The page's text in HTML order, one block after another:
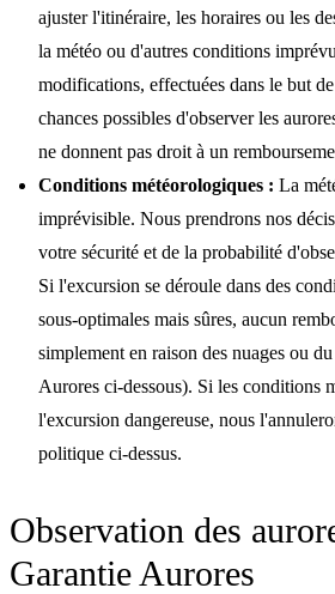
ajuster l'itinéraire, les horaires ou les
la météo ou d'autres conditions
modifications, effectuées dans le but
chances possibles d'observer les
ne donnent pas droit à un
Conditions météorologiques : La
imprévisible. Nous prendrons nos
votre sécurité et de la probabilité
Si l'excursion se déroule dans des
sous-optimales mais sûres, aucun
simplement en raison des nuages ou
Aurores ci-dessous). Si les conditions
l'excursion dangereuse, nous
politique ci-dessus.
Observation des
Garantie Aurores